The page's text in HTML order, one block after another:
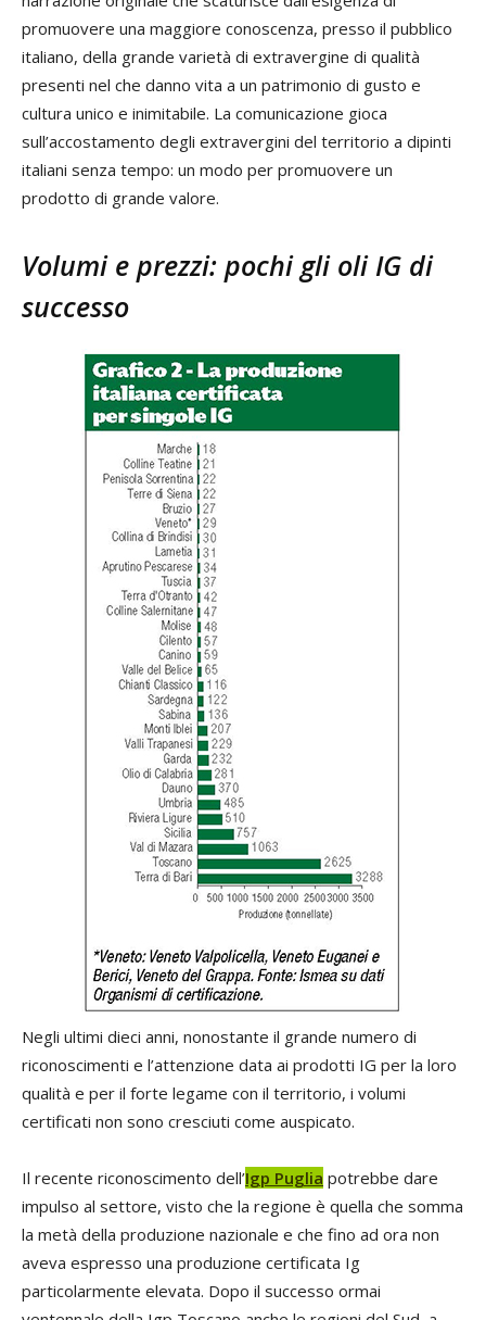
promuovere una maggiore conoscenza, presso il pubblico
italiano, della grande varietà di extravergine di qualità
presenti nel che danno vita a un patrimonio di gusto e
cultura unico e inimitabile. La comunicazione gioca
sull’accostamento degli extravergini del territorio a dipinti
italiani senza tempo: un modo per promuovere un
prodotto di grande valore.
Volumi e prezzi: pochi gli oli IG di
successo
Negli ultimi dieci anni, nonostante il grande numero di
riconoscimenti e l’attenzione data ai prodotti IG per la loro
qualità e per il forte legame con il territorio, i volumi
certificati non sono cresciuti come auspicato.
Il recente riconoscimento dell’Igp Puglia potrebbe dare
impulso al settore, visto che la regione è quella che somma
la metà della produzione nazionale e che fino ad ora non
aveva espresso una produzione certificata Ig
particolarmente elevata. Dopo il successo ormai